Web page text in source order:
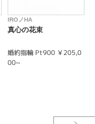
IROノHA
真心の花束
婚約指輪 Pt900 ￥205,0
00~